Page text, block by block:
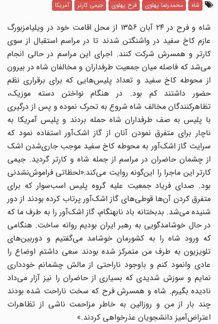
شاه محمدرضا پهلوی فرح پهلوی جیمی کارتر آمریکا
شاه و فرح در ۲۴ آبان ۱۳۵۶ از محل اقامت خود در ویلیامزبورگ
عازم کاخ سفید در واشنگتن شدند تا در مراسم استقبال از سوی
کارتر و همسرش شرکت کنند. اجرای این مراسم در حالی انجام
می‌شد که فاصله میان جمعیت طرفداران و مخالفان شاه در بیرون
از محوطه کاخ سفید و تعداد پلیس‌هایی که برای برقراری نظم
حضور داشتند کم بود. در هنگام نواختن دسته موزیک،
تظاهرکنندگان مخالف شاه شروع به تحرک نموده و پس از درگیری
با پلیس به صف طرفداران شاه حمله بردند و پلیس آمریکا به
ناچار برای متفرق نمودن آنان از گاز اشک‌آور استفاده نمود که
سرایت گاز اشک‌آور به محوطه کاخ سفید موجب جاری‌شدن اشک
از چشمان حاضران در مراسم از جمله شاه و کارتر گردید. جیمی
کارتر این ماجرا را این‌گونه روایت می‌کند:«لحظاتی فراموش‌نشدنی
بود. صدای فریاد جمعیت علیه گروه پلیس اسب‌سوار که برای
متفرق کردن آن‌ها قوطی‌های گاز اشک‌آور پرتاب کرده بودند از دور
شنیده می‌شد. بدبختانه باد نابهنگام، گاز اشک‌آور را به ‌طرف ما که
در حال خوشامدگویی به رهبر ایران بودیم روانه ساخت. هنگامی
‌که ورود شاه را به کشورمان خوشامد می‌گفتیم و دوربین‌های
تلویزیون به‌ طرف من متمرکز شده بودند سعی داشتم اوضاع را
عادی وانمود کنم و باوجود ناراحتی از مالش چشمانم خودداری
نمایم و سوزش شدیدی که بسیاری از حاضران را نیز آزار می‌داد
نادیده بگیرم. شاه و همسرش فرح که سخت ناراحت شده بودند
چند بار از من و روزالین به خاطر مزاحمت ناشی از تظاهرات
اعتراض‌آمیز دانشجویان عذرخواهی کردند.»